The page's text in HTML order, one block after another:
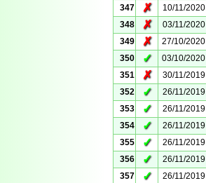
347
✗ 10/11/2020
348
✗ 03/11/2020
349
✗ 27/10/2020
350
✓ 03/10/2020
351
✗ 30/11/2019
352
✓ 26/11/2019
353
✓ 26/11/2019
354
✓ 26/11/2019
355
✓ 26/11/2019
356
✓ 26/11/2019
357
✓ 26/11/2019